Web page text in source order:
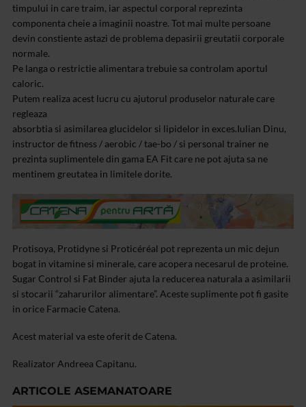
timpului in care traim, iar aspectul corporal reprezinta
componenta cheie a imaginii noastre. Tot mai multe persoane
devin constiente astazi de problema depasirii greutatii corporale
normale.
Pe langa o restrictie alimentara trebuie sa controlam aportul
caloric.
Putem realiza acest lucru cu ajutorul produselor naturale care
regleaza
absorbtia si asimilarea glucidelor si lipidelor in exces.Iulian Dinu,
instructor de fitness / aerobic / tae-bo / si personal trainer ne
prezinta suplimentele din gama EA Fit care ne pot ajuta sa ne
mentinem greutatea in limitele dorite.
Protisoya, Protidyne si Proticéréal pot reprezenta un mic dejun
bogat in vitamine si minerale, care acopera necesarul de proteine.
Sugar Control si Fat Binder ajuta la reducerea naturala a asimilarii
si stocarii “zaharurilor alimentare”. Aceste suplimente pot fi gasite
in orice Farmacie Catena.
Acest material va este oferit de Catena.
Realizator Andreea Capitanu.
ARTICOLE ASEMANATOARE